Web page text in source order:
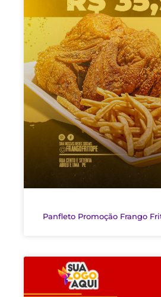
Panfleto Promoção Frango